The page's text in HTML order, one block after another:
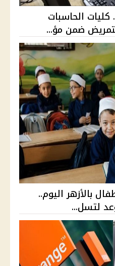
الجامعات 2026.. كليات الحاسبات
ضمن مؤ...
بالأزهر اليوم..
لتسل...